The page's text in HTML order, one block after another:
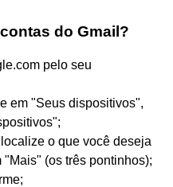
do Gmail?
pelo seu
em "Seus dispositivos",
o que você deseja
(os três pontinhos);